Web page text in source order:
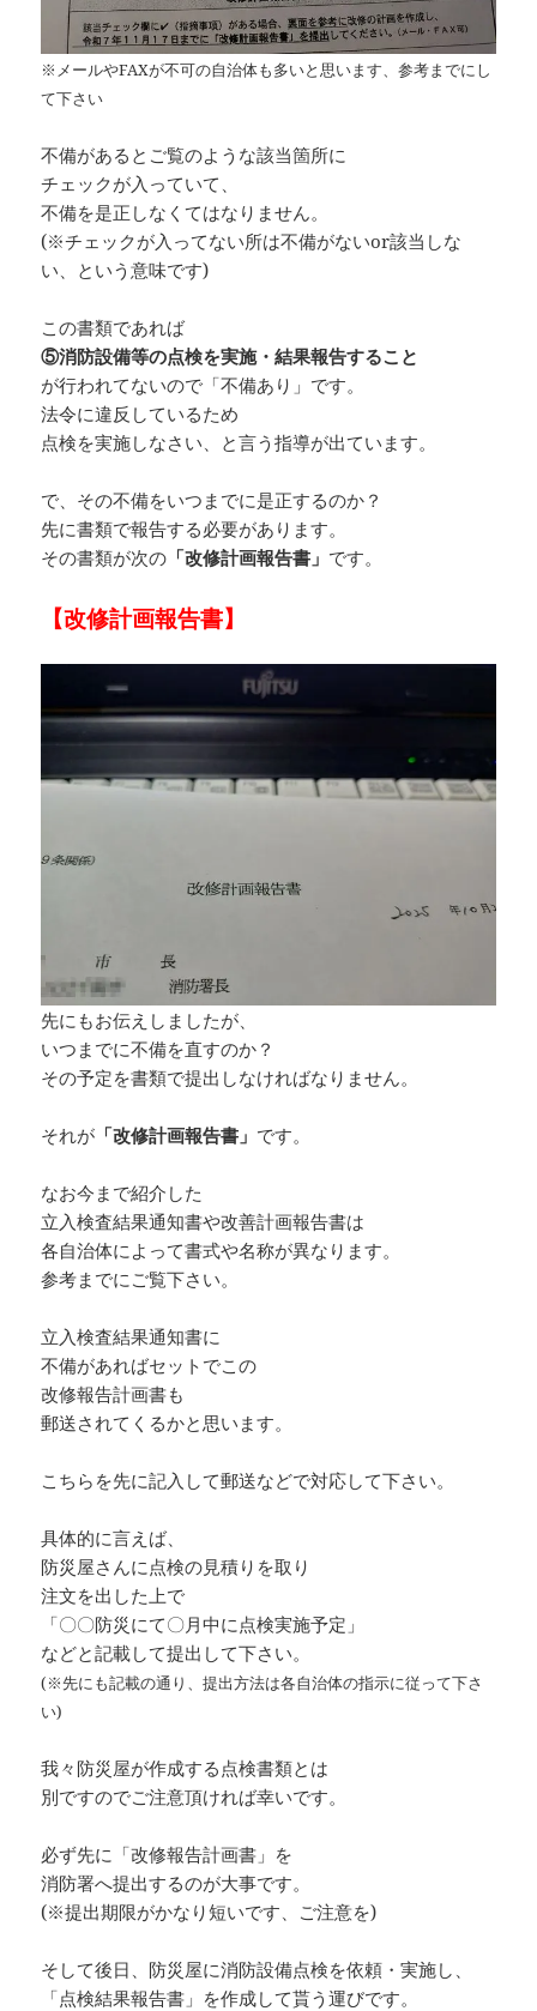
※メールやFAXが不可の自治体も多いと思います、参考までにし
て下さい
不備があるとご覧のような該当箇所に
チェックが入っていて、
不備を是正しなくてはなりません。
(※チェックが入ってない所は不備がないor該当しな
い、という意味です)
この書類であれば
⑤消防設備等の点検を実施・結果報告すること
が行われてないので「不備あり」です。
法令に違反しているため
点検を実施しなさい、と言う指導が出ています。
で、その不備をいつまでに是正するのか？
先に書類で報告する必要があります。
その書類が次の 「改修計画報告書」 です。
【改修計画報告書】
先にもお伝えしましたが、
いつまでに不備を直すのか？
その予定を書類で提出しなければなりません。
それが 「改修計画報告書」 です。
なお今まで紹介した
立入検査結果通知書や改善計画報告書は
各自治体によって書式や名称が異なります。
参考までにご覧下さい。
立入検査結果通知書に
不備があればセットでこの
改修報告計画書も
郵送されてくるかと思います。
こちらを先に記入して郵送などで対応して下さい。
具体的に言えば、
防災屋さんに点検の見積りを取り
注文を出した上で
「〇〇防災にて〇月中に点検実施予定」
などと記載して提出して下さい。
(※先にも記載の通り、提出方法は各自治体の指示に従って下さ
い)
我々防災屋が作成する点検書類とは
別ですのでご注意頂ければ幸いです。
必ず先に「改修報告計画書」を
消防署へ提出するのが大事です。
(※提出期限がかなり短いです、ご注意を)
そして後日、防災屋に消防設備点検を依頼・実施し、
「点検結果報告書」を作成して貰う運びです。